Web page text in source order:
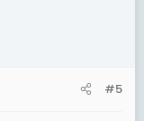
#5